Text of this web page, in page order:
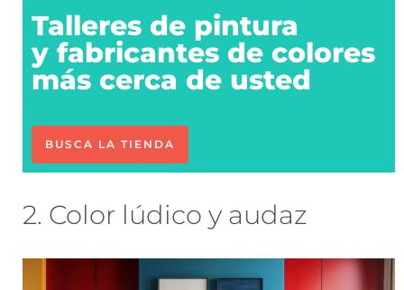
Talleres de pintura
y fabricantes de colores
más cerca de usted
BUSCA LA TIENDA
2. Color lúdico y audaz